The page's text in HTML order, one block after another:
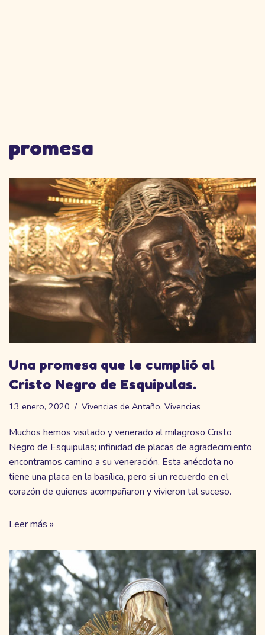
promesa
Una promesa que le cumplió al
Cristo Negro de Esquipulas.
13 enero, 2020 Vivencias de Antaño, Vivencias
Muchos hemos visitado y venerado al milagroso Cristo
Negro de Esquipulas; infinidad de placas de agradecimiento
encontramos camino a su veneración. Esta anécdota no
tiene una placa en la basílica, pero si un recuerdo en el
corazón de quienes acompañaron y vivieron tal suceso.
Leer más »